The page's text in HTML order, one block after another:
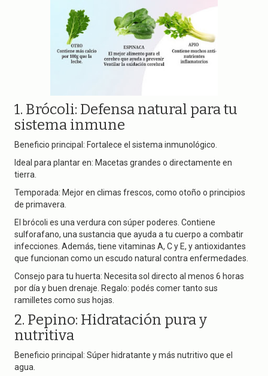
1. Brócoli: Defensa natural para tu
sistema inmune
Beneficio principal: Fortalece el sistema inmunológico.
Ideal para plantar en: Macetas grandes o directamente en
tierra.
Temporada: Mejor en climas frescos, como otoño o principios
de primavera.
El brócoli es una verdura con súper poderes. Contiene
sulforafano, una sustancia que ayuda a tu cuerpo a combatir
infecciones. Además, tiene vitaminas A, C y E, y antioxidantes
que funcionan como un escudo natural contra enfermedades.
Consejo para tu huerta: Necesita sol directo al menos 6 horas
por día y buen drenaje. Regalo: podés comer tanto sus
ramilletes como sus hojas.
2. Pepino: Hidratación pura y
nutritiva
Beneficio principal: Súper hidratante y más nutritivo que el
agua.